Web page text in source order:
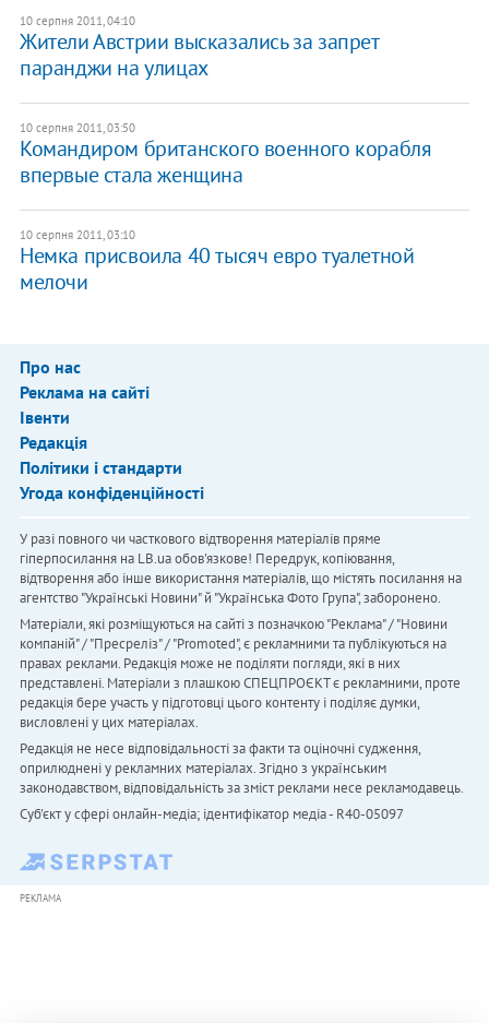
10 серпня 2011, 04:10
Жители Австрии высказались за запрет
паранджи на улицах
10 серпня 2011, 03:50
Командиром британского военного корабля
впервые стала женщина
10 серпня 2011, 03:10
Немка присвоила 40 тысяч евро туалетной
мелочи
Про нас
Реклама на сайті
Івенти
Редакція
Політики і стандарти
Угода конфіденційності
У разі повного чи часткового відтворення матеріалів пряме
гіперпосилання на LB.ua обов'язкове! Передрук, копіювання,
відтворення або інше використання матеріалів, що містять посилання на
агентство "Українськi Новини" й "Українська Фото Група", заборонено.
Матеріали, які розміщуються на сайті з позначкою "Реклама" / "Новини
компаній" / "Пресреліз" / "Promoted", є рекламними та публікуються на
правах реклами. Редакція може не поділяти погляди, які в них
представлені. Матеріали з плашкою СПЕЦПРОЄКТ є рекламними, проте
редакція бере участь у підготовці цього контенту і поділяє думки,
висловлені у цих матеріалах.
Редакція не несе відповідальності за факти та оціночні судження,
оприлюднені у рекламних матеріалах. Згідно з українським
законодавством, відповідальність за зміст реклами несе рекламодавець.
Cуб'єкт у сфері онлайн-медіа; ідентифікатор медіа - R40-05097
РЕКЛАМА